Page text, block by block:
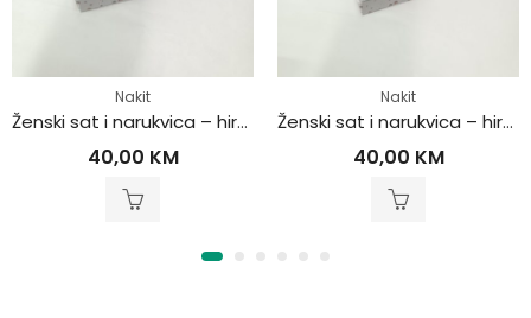
Nakit
Ženski sat i narukvica – hirurški čelik
40,00 KM
Nakit
Ženski sat i narukvica – hirurški čelik
40,00 KM